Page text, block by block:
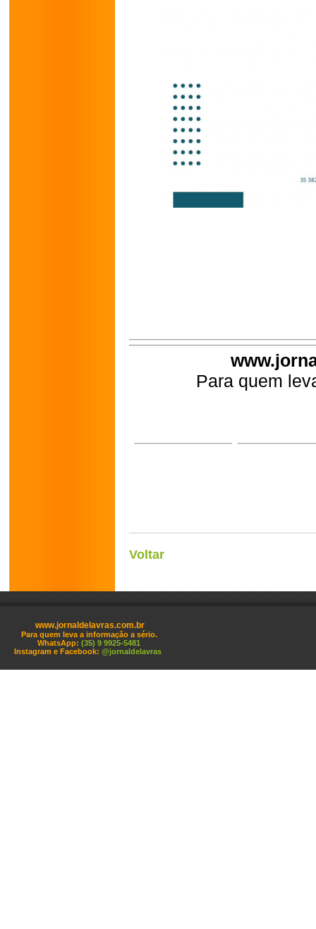
Para quem
Voltar
www.jornaldelavras.com.br
Para quem leva a informação a sério.
WhatsApp: (35) 9 9925-5481
Instagram e Facebook: @jornaldelavras